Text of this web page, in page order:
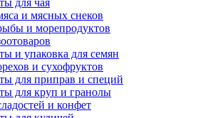
для чая
и мясных снеков
и морепродуктов
и упаковка для семян
и сухофруктов
для приправ и специй
для круп и гранолы
и конфет